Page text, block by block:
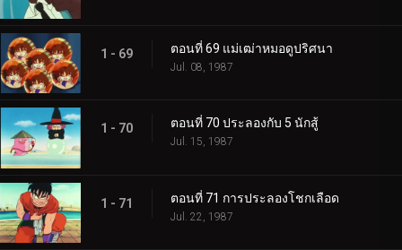
1 - 69 ตอนที่ 69 แม่เฒ่าหมอดูปริศนา
Jul. 08, 1987
1 - 70 ตอนที่ 70 ประลองกับ 5 นักสู้
Jul. 15, 1987
1 - 71 ตอนที่ 71 การประลองโชกเลือด
Jul. 22, 1987